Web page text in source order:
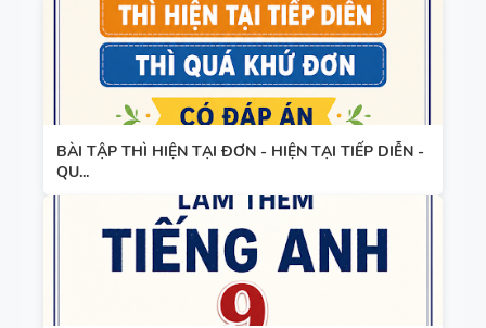
BÀI TẬP THÌ HIỆN TẠI ĐƠN - HIỆN TẠI TIẾP DIỄN -
QU...